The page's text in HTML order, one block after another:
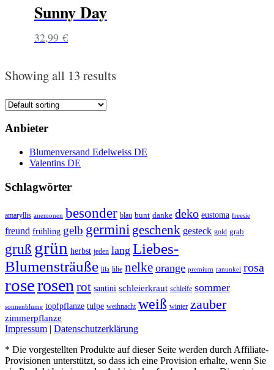
Sunny Day
32,99 €
Showing all 13 results
Anbieter
Blumenversand Edelweiss DE
Valentins DE
Schlagwörter
amaryllis anemonen besonder blau bunt danke deko eustoma freesie
freund frühling gelb germini geschenk gesteck gold grab
gruß grün herbst jeden lang Liebes-
Blumensträuße lila lilie nelke orange premium ranunkel rosa
roserosenrot santini schleierkraut schleife sommer
sonnenblume topfpflanze tulpe weihnacht weiß winter zauber
zimmerpflanze
Impressum
Datenschutzerklärung
* Die vorgestellten Produkte auf dieser Seite werden durch Affiliate-
Provisionen unterstützt, so dass ich eine Provision erhalte, wenn Sie